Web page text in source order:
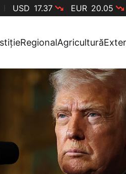
USD 17.37 EUR 20.05
RegionalAgricultură